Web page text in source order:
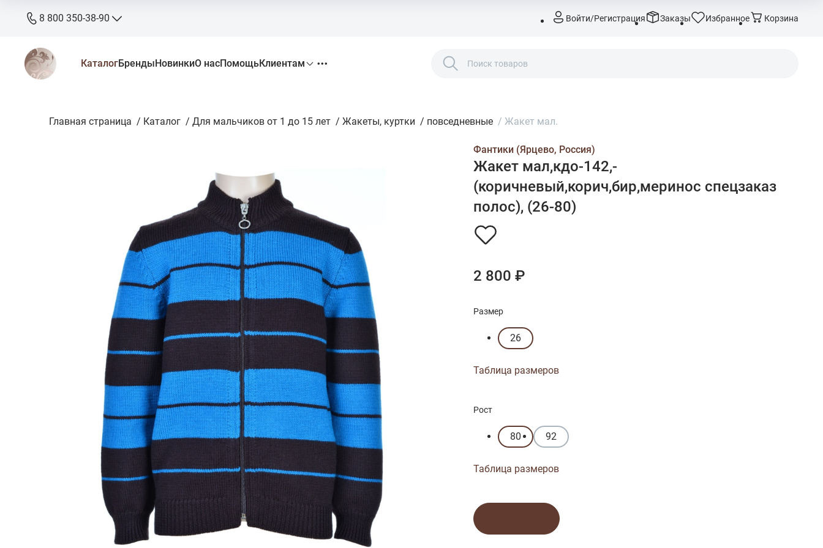
8 800 350-38-90
бесплатно
zakaz@stkaluga.ru
Войти/Регистрация Заказы Избранное Корзина
КаталогБрендыНовинкиО насПомощьКлиентам
Главная страница / Каталог / Для мальчиков от 1 до 15 лет / Жакеты, куртки / повседневные / Жакет мал.
Фантики (Ярцево, Россия)
Жакет мал,кдо-142,-
(коричневый,корич,бир,меринос спецзаказ
полос), (26-80)
2 800 ₽
Размер
26
Таблица размеров
Рост
80 92
Таблица размеров